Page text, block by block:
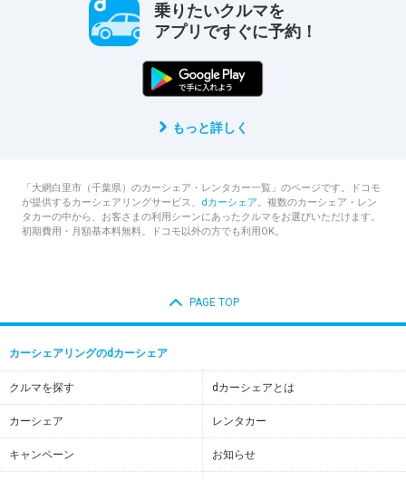
乗りたいクルマを
アプリですぐに予約！
もっと詳しく
「大網白里市（千葉県）のカーシェア・レンタカー一覧」のページです。ドコモ
が提供するカーシェアリングサービス、 dカーシェア。複数のカーシェア・レン
タカーの中から、お客さまの利用シーンにあったクルマをお選びいただけます。
初期費用・月額基本料無料。ドコモ以外の方でも利用OK。
PAGE TOP
カーシェアリングのdカーシェア
クルマを探す dカーシェアとは
カーシェア レンタカー
キャンペーン お知らせ